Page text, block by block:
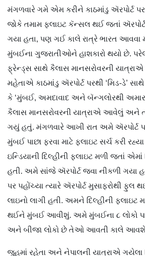
મંગળવારે ગમે એમ કરીને કાઠમાંડુ ઍરપોર્ટ
જોકે તમામ ફ્લાઇટ કૅન્સલ થઈ જતાં
ગયા હતા, પણ ગઈ કાલે રાત્રે ભારત આવવા
મુંબઈના ગુજરાતીઓને હાશકારો થયો છે.
ફ્રેન્ડ્સ સાથે કૈલાસ માનસરોવરની
મહેતાએ કાઠમાંડુ ઍરપોર્ટ પરથી ‘મિડ-ડે’
કે ‘મુંબઈ, અમદાવાદ અને બૅન્ગલોરથી
કૈલાસ માનસરોવરની યાત્રાએ આવેલું અને
ગયું હતું. મંગળવારે આખી રાત અમે ઍરપોર્ટ
મુંબઈ પાછા ફરવા માટે ફ્લાઇટ સર્ચ કરી
ઇન્ડિયાની દિલ્હીની ફ્લાઇટ મળી જતાં એમાં
હતી. અમે સાંજે ઍરપોર્ટ જવા નીકળી ગયા
પર પહોંચ્યા ત્યારે ઍરપોર્ટ મુસાફરોથી
લાઇનો લાગી હતી. અમને દિલ્હીની ફ્લાઇટ
થઈને મુંબઈ આવીશું. અમે મુંબઈના ૮ લોકો
અને બીજા લોકો છે તેઓ આવતી કાલે
જુહુમાં રહેતા અને નેપાલની યાત્રાએ ગયેલા